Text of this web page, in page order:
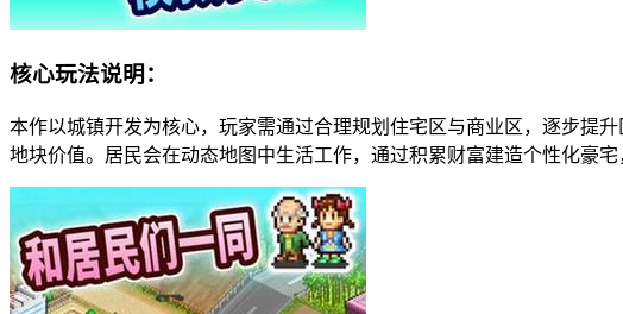
核心玩法说明：
本作以城镇开发为核心，玩家需通过合理规划住宅区与商业区，逐步提
地块价值。居民会在动态地图中生活工作，通过积累财富建造个性化豪宅